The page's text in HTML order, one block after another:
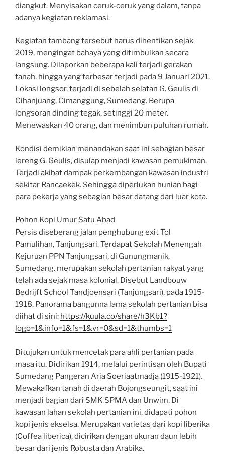
diangkut. Menyisakan ceruk-ceruk yang dalam, tanpa
adanya kegiatan reklamasi.
Kegiatan tambang tersebut harus dihentikan sejak
2019, mengingat bahaya yang ditimbulkan secara
langsung. Dilaporkan beberapa kali terjadi gerakan
tanah, hingga yang terbesar terjadi pada 9 Januari 2021.
Lokasi longsor, terjadi di sebelah selatan G. Geulis di
Cihanjuang, Cimanggung, Sumedang. Berupa
longsoran dinding tegak, setinggi 20 meter.
Menewaskan 40 orang, dan menimbun puluhan rumah.
Kondisi demikian menandakan saat ini sebagian besar
lereng G. Geulis, disulap menjadi kawasan pemukiman.
Terjadi akibat dampak perkembangan kawasan industri
sekitar Rancaekek. Sehingga diperlukan hunian bagi
para pekerja yang sebagian besar datang dari luar kota.
Pohon Kopi Umur Satu Abad
Persis diseberang jalan penghubung exit Tol
Pamulihan, Tanjungsari. Terdapat Sekolah Menengah
Kejuruan PPN Tanjungsari, di Gunungmanik,
Sumedang. merupakan sekolah pertanian rakyat yang
telah ada sejak masa kolonial. Disebut Landbouw
Bedrijft School Tandjoensari (Tanjungsari), pada 1915-
1918. Panorama bangunna lama sekolah pertanian bisa
diihat di sini: https://kuula.co/share/h3Kb1?
logo=1&info=1&fs=1&vr=0&sd=1&thumbs=1
Ditujukan untuk mencetak para ahli pertanian pada
masa itu. Didirikan 1914, melalui perintisan oleh Bupati
Sumedang Pangeran Aria Soeriaatmadja (1915-1921).
Mewakafkan tanah di daerah Bojongseungit, saat ini
menjadi bagian dari SMK SPMA dan Unwim. Di
kawasan lahan sekolah pertanian ini, didapati pohon
kopi jenis ekselsa. Merupakan varietas dari kopi liberika
(Coffea liberica), dicirikan dengan ukuran daun lebih
besar dari jenis Robusta dan Arabika.